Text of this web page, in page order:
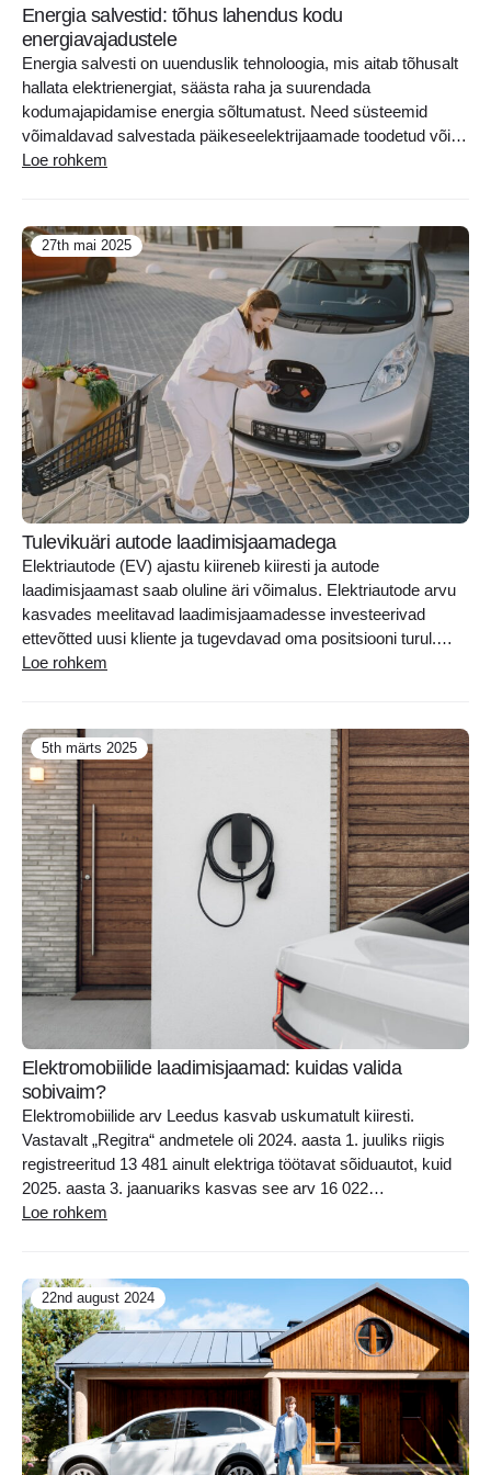
Energia salvestid: tõhus lahendus kodu
energiavajadustele
Energia salvesti on uuenduslik tehnoloogia, mis aitab tõhusalt
hallata elektrienergiat, säästa raha ja suurendada
kodumajapidamise energia sõltumatust. Need süsteemid
võimaldavad salvestada päikeseelektrijaamade toodetud või
odavamal ajal ostetud liigset energiat ning kasutada seda siis,
olulised, kuidas valida..
Loe rohkem
Tulevikuäri autode laadimisjaamadega
27th mai 2025
Elektriautode (EV) ajastu kiireneb kiiresti ja autode
laadimisjaamast saab oluline äri võimalus. Elektriautode arvu
kasvades meelitavad laadimisjaamadesse investeerivad
ettevõtted uusi kliente ja tugevdavad oma positsiooni turul.
Selles artiklis arutame, miks jaamad on strateegiliselt olulised,
teada. Autode laadimisjaamade turutrendid Elektriautode arv
kasvab..
Loe rohkem
Elektromobiilide laadimisjaamad: kuidas valida
sobivaim?
5th märts 2025
Elektromobiilide arv Leedus kasvab uskumatult kiiresti.
Vastavalt „Regitra“ andmetele oli 2024. aasta 1. juuliks riigis
registreeritud 13 481 ainult elektriga töötavat sõiduautot, kuid
2025. aasta 3. jaanuariks kasvas see arv 16 022
elektromobiilini ja 12 446 pistikhübriidini (plug-in). „Regitra“
Loe rohkem
22nd august 2024